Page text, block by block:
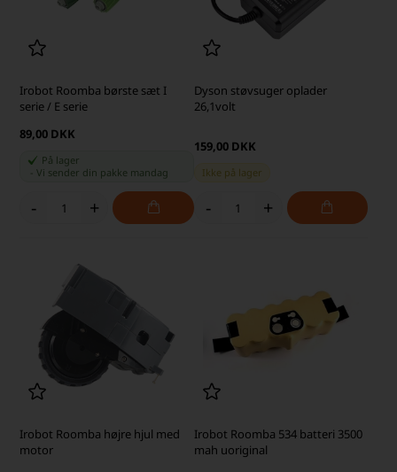
Irobot Roomba børste sæt I
serie / E serie
89,00 DKK
På lager
-Vi sender din pakke mandag
- +
Dyson støvsuger oplader
26,1volt
159,00 DKK
Ikke på lager
- +
Irobot Roomba højre hjul med
motor
Irobot Roomba 534 batteri 3500
mah uoriginal